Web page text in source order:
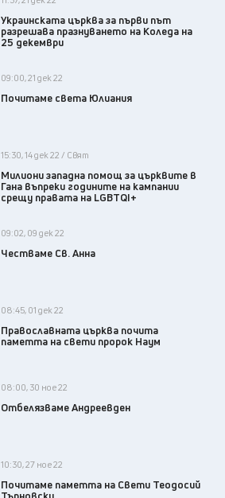
Украинската църква за първи път
разрешава празнуването на Коледа на
25 декември
09:00, 21 дек 22
Почитаме света Юлиания
15:30, 14 дек 22 / Свят
Милиони западна помощ за църквите в
Гана въпреки годините на кампании
срещу правата на LGBTQI+
09:02, 09 дек 22
Честваме Св. Анна
08:45, 01 дек 22
Православната църква почита
паметта на свети пророк Наум
08:00, 30 ное 22
Отбелязваме Андреевден
10:30, 27 ное 22
Почитаме паметта на Свети Теодосий